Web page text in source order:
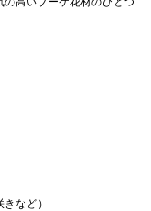
など）